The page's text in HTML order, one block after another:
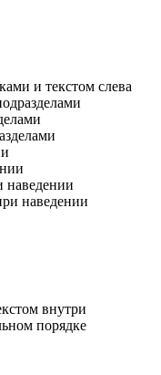
наведении